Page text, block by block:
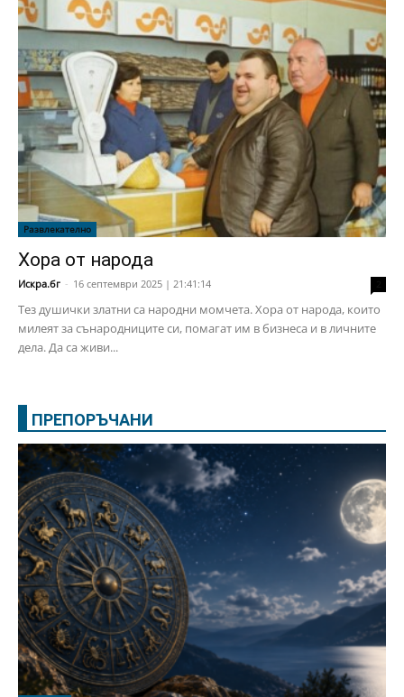
Развлекателно
Хора от народа
Искра.бг - 16 септември 2025 | 21:41:14
Тез душички златни са народни момчета. Хора от народа, които
милеят за сънародниците си, помагат им в бизнеса и в личните
дела. Да са живи...
ПРЕПОРЪЧАНИ